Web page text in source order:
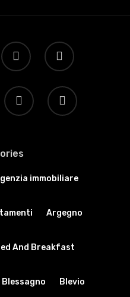
immobiliare
Argegno
And Breakfast
Blessagno Blevio